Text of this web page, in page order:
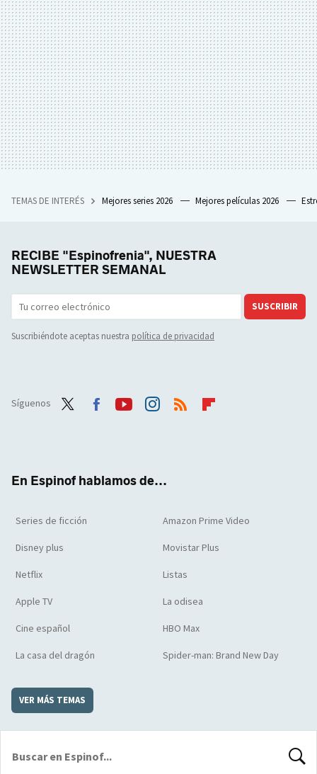
TEMAS DE INTERÉS Mejores series 2026 Mejores películas 2026
RECIBE "Espinofrenia", NUESTRA
NEWSLETTER SEMANAL
SUSCRIBIR
Suscribiéndote aceptas nuestra política de privacidad
Síguenos
En Espinof hablamos de...
Series de ficción Amazon Prime Video
Disney plus Movistar Plus
Netflix Listas
Apple TV La odisea
Cine español HBO Max
La casa del dragón Spider-man: Brand New Day
VER MÁS TEMAS